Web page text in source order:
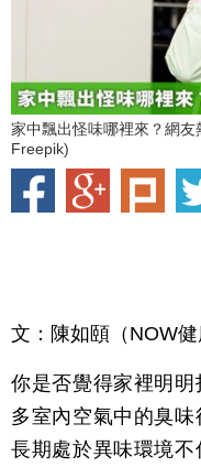
家中飄出怪味哪裡來？網
Freepik)
文：陳如頤（NOW健
你是否覺得家裡明
多室內空氣中的臭味
長期處於異味環境